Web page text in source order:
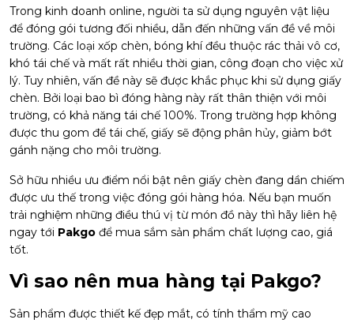
Trong kinh doanh online, người ta sử dụng nguyên vật liệu
để đóng gói tương đối nhiều, dẫn đến những vấn đề về môi
trường. Các loại xốp chèn, bóng khí đều thuộc rác thải vô cơ,
khó tái chế và mất rất nhiều thời gian, công đoạn cho việc xử
lý. Tuy nhiên, vấn đề này sẽ được khắc phục khi sử dụng giấy
chèn. Bởi loại bao bì đóng hàng này rất thân thiện với môi
trường, có khả năng tái chế 100%. Trong trường hợp không
được thu gom để tái chế, giấy sẽ động phân hủy, giảm bớt
gánh nặng cho môi trường.
Sở hữu nhiều ưu điểm nổi bật nên giấy chèn đang dần chiếm
được ưu thế trong việc đóng gói hàng hóa. Nếu bạn muốn
trải nghiệm những điều thú vị từ món đồ này thì hãy liên hệ
ngay tới Pakgo để mua sắm sản phẩm chất lượng cao, giá
tốt.
Vì sao nên mua hàng tại Pakgo?
Sản phẩm được thiết kế đẹp mắt, có tính thẩm mỹ cao